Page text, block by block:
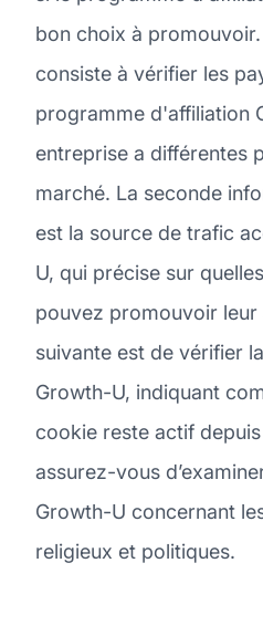
bon choix à
consiste à vérifier les
programme d'affiliation
entreprise a différentes
marché. La seconde
est la source de trafic
U, qui précise sur
pouvez promouvoir leur
suivante est de vérifier
Growth-U, indiquant
cookie reste actif
assurez-vous
Growth-U concernant
religieux et politiques.